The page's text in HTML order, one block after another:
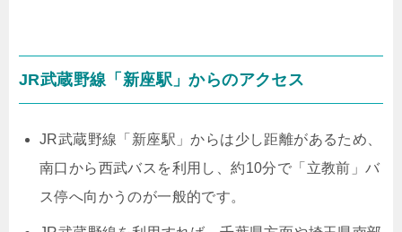
JR武蔵野線「新座駅」からのアクセス
JR武蔵野線「新座駅」からは少し距離があるため、
南口から西武バスを利用し、約10分で「立教前」バ
ス停へ向かうのが一般的です。